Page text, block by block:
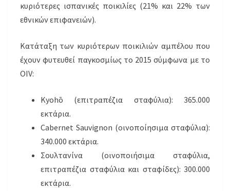
κυριότερες ισπανικές ποικιλίες (21% και 22% των
εθνικών επιφανειών).
Κατάταξη των κυριότερων ποικιλιών αμπέλου που
έχουν φυτευθεί παγκοσμίως το 2015 σύμφωνα με το
OIV:
Kyohō (επιτραπέζια σταφύλια): 365.000
εκτάρια.
Cabernet Sauvignon (οινοποίησιμα σταφύλια):
340.000 εκτάρια.
Σουλτανίνα (οινοποιήσιμα σταφύλια,
επιτραπέζια σταφύλια και σταφίδες): 300.000
εκτάρια.